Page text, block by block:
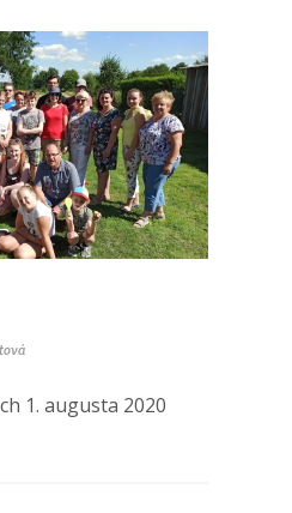
1. augusta 2020